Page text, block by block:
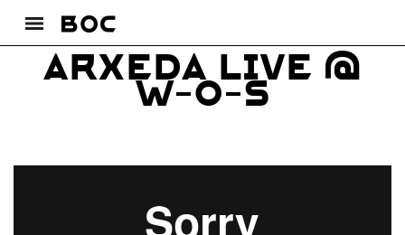
Arxeda live @
w-o-s